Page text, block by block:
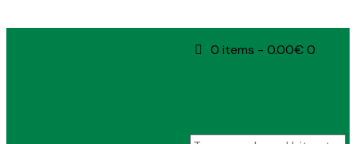
0 items -0.00€ 0